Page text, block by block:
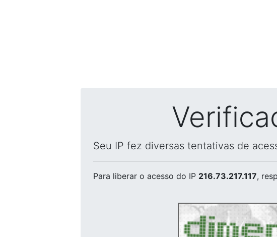
Seu IP fez diversas tentativas de
Para liberar o acesso do IP 216.73.217.117,